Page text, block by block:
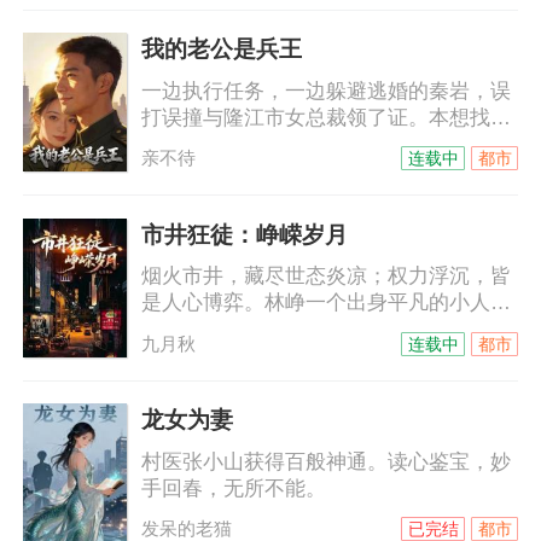
我的老公是兵王
一边执行任务，一边躲避逃婚的秦岩，误
打误撞与隆江市女总裁领了证。本想找个
挡箭牌逃避相亲的许雪允，做梦也不会想
到。她这位便宜老公，竟然是当世最强的
亲不待 都市
连载中
市井狂徒：峥嵘岁月
烟火市井，藏尽世态炎凉；权力浮沉，皆
是人心博弈。林峥一个出身平凡的小人
物，没有背景，没有靠山，唯有一腔孤勇
与缜密心思。从泥泞里起身，于夹缝中求
无意中邂逅了神秘女老板，在她的帮助
下，赚到第一桶金。从而披荆斩棘，对抗
规则，利用规则，在繁华都市的权力漩涡
中，从尘埃登顶，终掌风云，登顶巅峰。
九月秋 都市
连载中
龙女为妻
村医张小山获得百般神通。读心鉴宝，妙
手回春，无所不能。
发呆的老猫 都市
已完结